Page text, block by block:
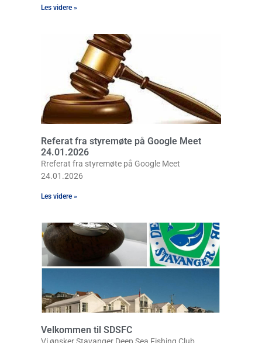
Les videre »
Referat fra styremøte på Google Meet
24.01.2026
Rreferat fra styremøte på Google Meet
24.01.2026
Les videre »
Velkommen til SDSFC
Vi ønsker Stavanger Deep Sea Fishing Club